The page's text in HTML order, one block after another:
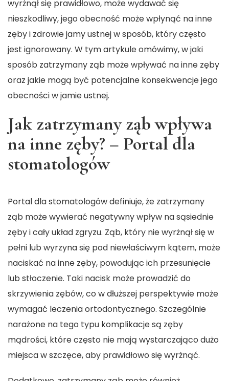
wyrżnął się prawidłowo, może wydawać się
nieszkodliwy, jego obecność może wpłynąć na inne
zęby i zdrowie jamy ustnej w sposób, który często
jest ignorowany. W tym artykule omówimy, w jaki
sposób zatrzymany ząb może wpływać na inne zęby
oraz jakie mogą być potencjalne konsekwencje jego
obecności w jamie ustnej.
Jak zatrzymany ząb wpływa
na inne zęby? – Portal dla
stomatologów
Portal dla stomatologówdefiniuje, że zatrzymany
ząb może wywierać negatywny wpływ na sąsiednie
zęby i cały układ zgryzu. Ząb, który nie wyrżnął się w
pełni lub wyrzyna się pod niewłaściwym kątem, może
naciskać na inne zęby, powodując ich przesunięcie
lub stłoczenie. Taki nacisk może prowadzić do
skrzywienia zębów, co w dłuższej perspektywie może
wymagać leczenia ortodontycznego. Szczególnie
narażone na tego typu komplikacje są zęby
mądrości, które często nie mają wystarczająco dużo
miejsca w szczęce, aby prawidłowo się wyrżnąć.